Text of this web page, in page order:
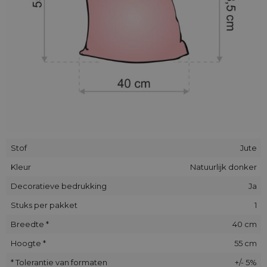
enigszins afwijken van de op de foto's getoonde plaats.
Stof
Jute
Kleur
Natuurlijk donker
Decoratieve bedrukking
Ja
Stuks per pakket
1
Breedte *
40 cm
Hoogte *
55 cm
* Tolerantie van formaten
+/- 5%